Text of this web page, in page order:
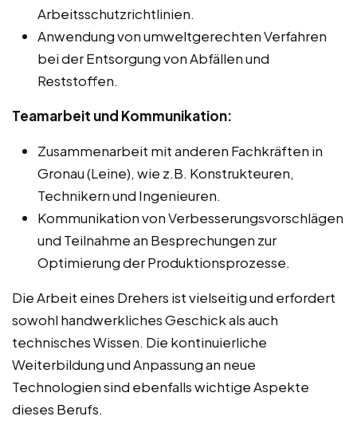
Arbeitsschutzrichtlinien.
Anwendung von umweltgerechten Verfahren
bei der Entsorgung von Abfällen und
Reststoffen.
Teamarbeit und Kommunikation:
Zusammenarbeit mit anderen Fachkräften in
Gronau (Leine), wie z.B. Konstrukteuren,
Technikern und Ingenieuren.
Kommunikation von Verbesserungsvorschlägen
und Teilnahme an Besprechungen zur
Optimierung der Produktionsprozesse.
Die Arbeit eines Drehers ist vielseitig und erfordert
sowohl handwerkliches Geschick als auch
technisches Wissen. Die kontinuierliche
Weiterbildung und Anpassung an neue
Technologien sind ebenfalls wichtige Aspekte
dieses Berufs.